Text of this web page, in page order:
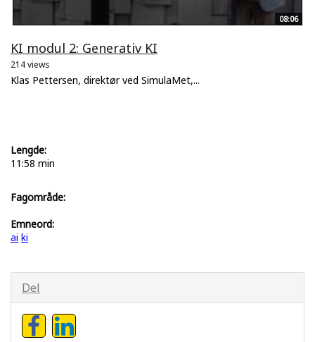
08:06
KI modul 2: Generativ KI
214 views
Klas Pettersen, direktør ved SimulaMet,...
Lengde:
11:58 min
Fagområde:
Emneord:
ai ki
Del